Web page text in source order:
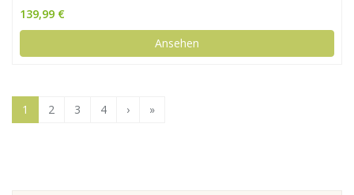
139,99 €
Ansehen
1 2 3 4 › »